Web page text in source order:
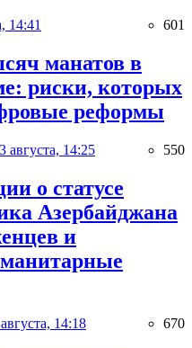
14:41 601
манатов в
риски, которых
реформы
августа, 14:25 550
о статусе
Азербайджана
и
14:18 670